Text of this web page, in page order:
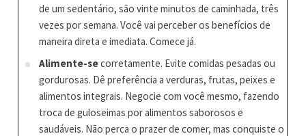
de um sedentário, são vinte minutos de caminhada, três
vezes por semana. Você vai perceber os benefícios de
maneira direta e imediata. Comece já.
Alimente-secorretamente. Evite comidas pesadas ou
gordurosas. Dê preferência a verduras, frutas, peixes e
alimentos integrais. Negocie com você mesmo, fazendo
troca de guloseimas por alimentos saborosos e
saudáveis. Não perca o prazer de comer, mas conquiste o